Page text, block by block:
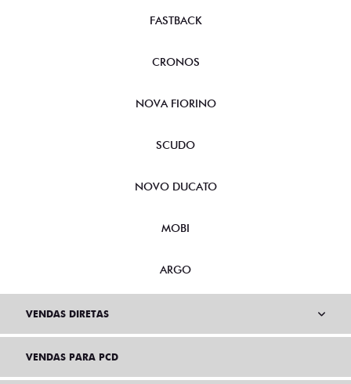
FASTBACK
CRONOS
NOVA FIORINO
SCUDO
NOVO DUCATO
MOBI
ARGO
VENDAS DIRETAS
VENDAS PARA PCD